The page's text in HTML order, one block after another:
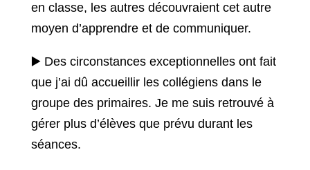
en classe, les autres découvraient cet autre
moyen d’apprendre et de communiquer.
▶️ Des circonstances exceptionnelles ont fait
que j’ai dû accueillir les collégiens dans le
groupe des primaires. Je me suis retrouvé à
gérer plus d’élèves que prévu durant les
séances.